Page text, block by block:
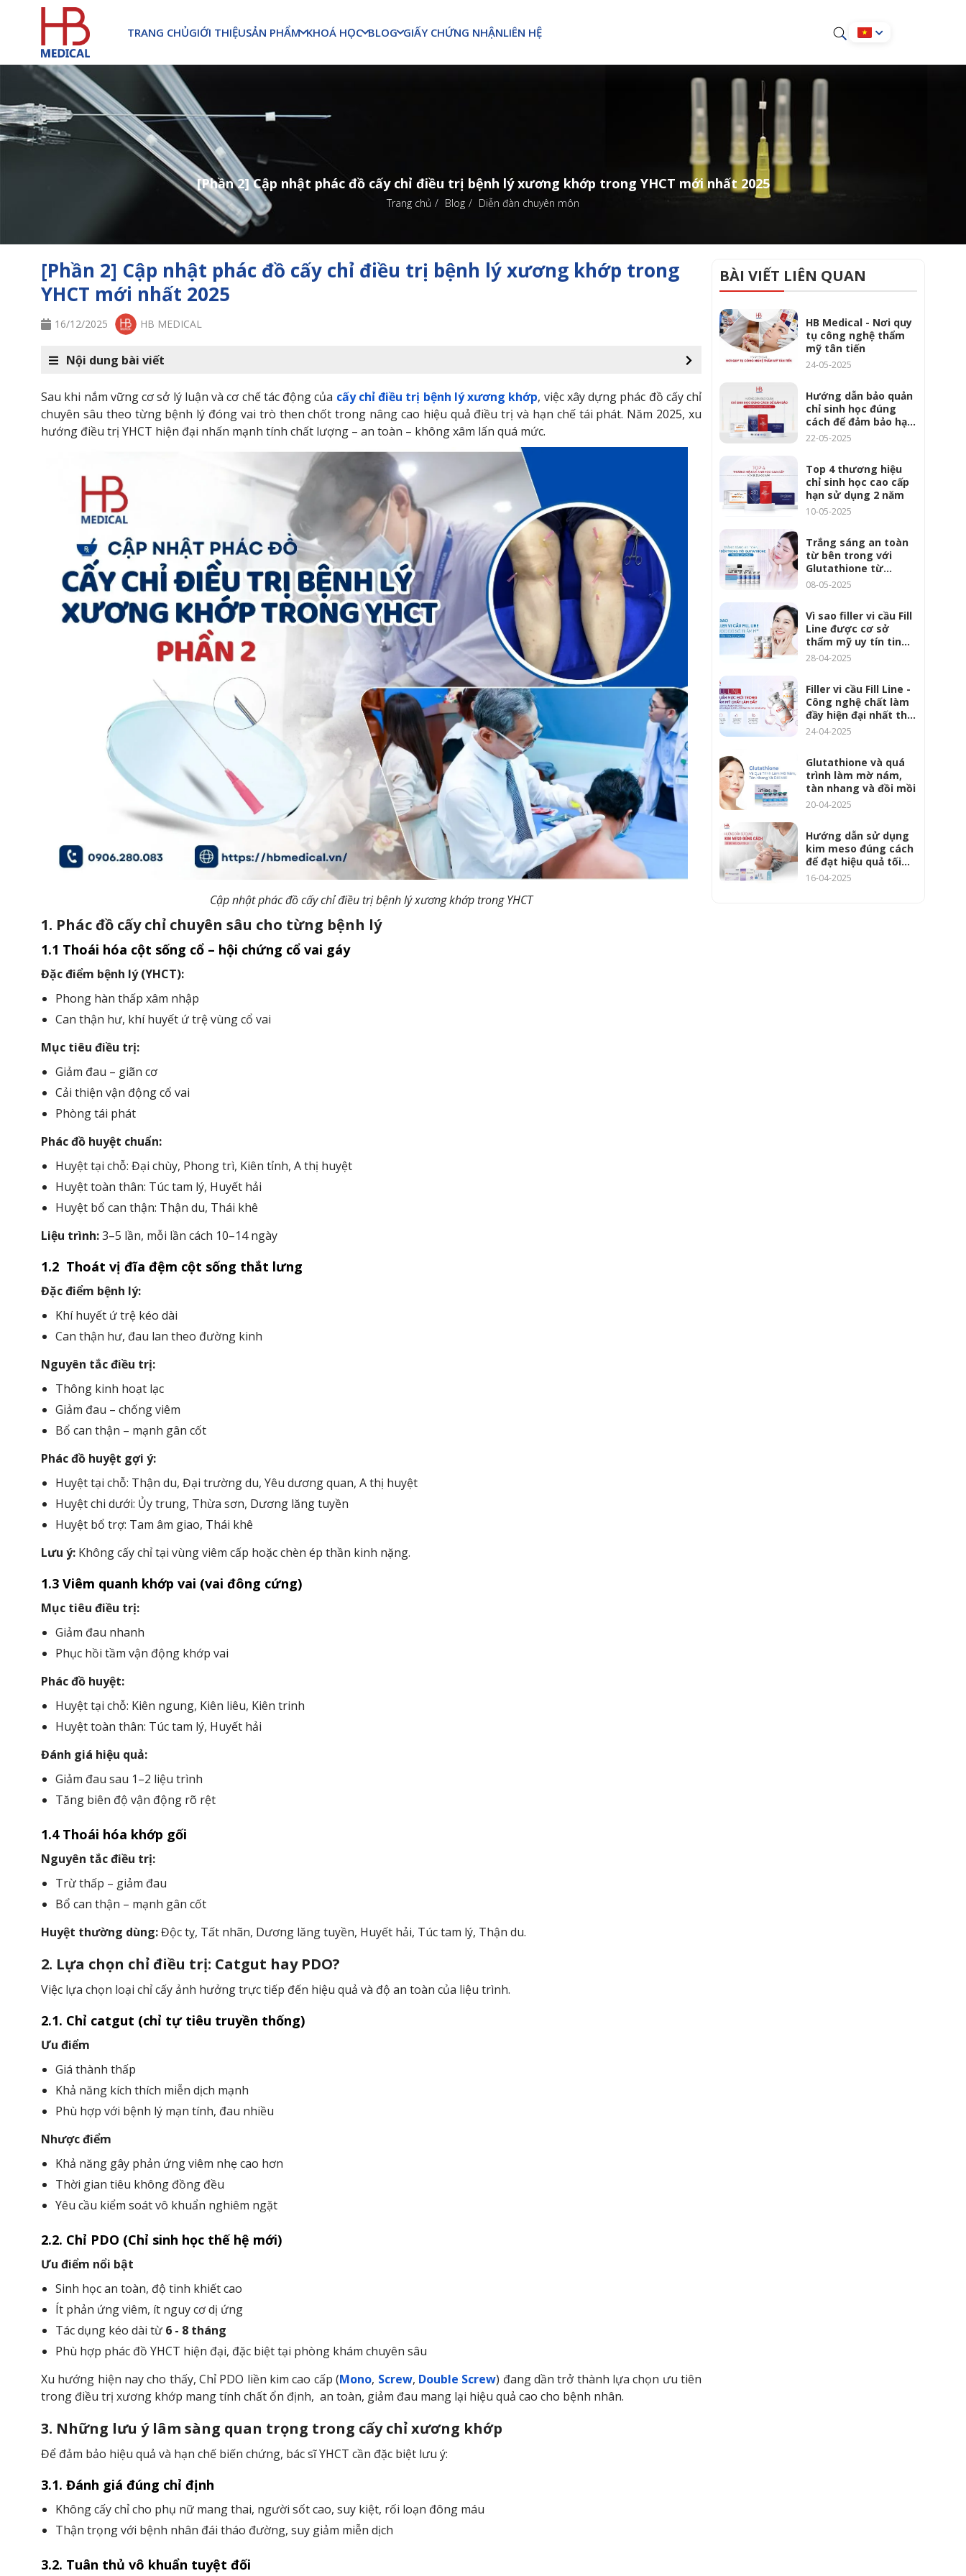
TRANG CHỦGIỚI THIỆUSẢN PHẨM KHOÁ HỌC BLOG GIẤY CHỨNG NHẬNLIÊN HỆ
[Phần 2] Cập nhật phác đồ cấy chỉ điều trị bệnh lý xương khớp trong YHCT mới nhất 2025
Trang chủ Blog Diễn đàn chuyên môn
[Phần 2] Cập nhật phác đồ cấy chỉ điều trị bệnh lý xương khớp trong
YHCT mới nhất 2025
16/12/2025 HB MEDICAL
Nội dung bài viết
Sau khi nắm vững cơ sở lý luận và cơ chế tác động của cấy chỉ điều trị bệnh lý xương khớp, việc xây dựng phác đồ cấy chỉ
chuyên sâu theo từng bệnh lý đóng vai trò then chốt trong nâng cao hiệu quả điều trị và hạn chế tái phát. Năm 2025, xu
hướng điều trị YHCT hiện đại nhấn mạnh tính chất lượng – an toàn – không xâm lấn quá mức.
Cập nhật phác đồ cấy chỉ điều trị bệnh lý xương khớp trong YHCT
1. Phác đồ cấy chỉ chuyên sâu cho từng bệnh lý
1.1 Thoái hóa cột sống cổ – hội chứng cổ vai gáy
Đặc điểm bệnh lý (YHCT):
Phong hàn thấp xâm nhập
Can thận hư, khí huyết ứ trệ vùng cổ vai
Mục tiêu điều trị:
Giảm đau – giãn cơ
Cải thiện vận động cổ vai
Phòng tái phát
Phác đồ huyệt chuẩn:
Huyệt tại chỗ: Đại chùy, Phong trì, Kiên tỉnh, A thị huyệt
Huyệt toàn thân: Túc tam lý, Huyết hải
Huyệt bổ can thận: Thận du, Thái khê
Liệu trình:3–5 lần, mỗi lần cách 10–14 ngày
1.2 Thoát vị đĩa đệm cột sống thắt lưng
Đặc điểm bệnh lý:
Khí huyết ứ trệ kéo dài
Can thận hư, đau lan theo đường kinh
Nguyên tắc điều trị:
Thông kinh hoạt lạc
Giảm đau – chống viêm
Bổ can thận – mạnh gân cốt
Phác đồ huyệt gợi ý:
Huyệt tại chỗ: Thận du, Đại trường du, Yêu dương quan, A thị huyệt
Huyệt chi dưới: Ủy trung, Thừa sơn, Dương lăng tuyền
Huyệt bổ trợ: Tam âm giao, Thái khê
Lưu ý: Không cấy chỉ tại vùng viêm cấp hoặc chèn ép thần kinh nặng.
1.3 Viêm quanh khớp vai (vai đông cứng)
Mục tiêu điều trị:
Giảm đau nhanh
Phục hồi tầm vận động khớp vai
Phác đồ huyệt:
Huyệt tại chỗ: Kiên ngung, Kiên liêu, Kiên trinh
Huyệt toàn thân: Túc tam lý, Huyết hải
Đánh giá hiệu quả:
Giảm đau sau 1–2 liệu trình
Tăng biên độ vận động rõ rệt
1.4 Thoái hóa khớp gối
Nguyên tắc điều trị:
Trừ thấp – giảm đau
Bổ can thận – mạnh gân cốt
Huyệt thường dùng:Độc tỵ, Tất nhãn, Dương lăng tuyền, Huyết hải, Túc tam lý, Thận du.
2. Lựa chọn chỉ điều trị: Catgut hay PDO?
Việc lựa chọn loại chỉ cấy ảnh hưởng trực tiếp đến hiệu quả và độ an toàn của liệu trình.
2.1. Chỉ catgut (chỉ tự tiêu truyền thống)
Ưu điểm
Giá thành thấp
Khả năng kích thích miễn dịch mạnh
Phù hợp với bệnh lý mạn tính, đau nhiều
Nhược điểm
Khả năng gây phản ứng viêm nhẹ cao hơn
Thời gian tiêu không đồng đều
Yêu cầu kiểm soát vô khuẩn nghiêm ngặt
2.2. Chỉ PDO (Chỉ sinh học thế hệ mới)
Ưu điểm nổi bật
Sinh học an toàn, độ tinh khiết cao
Ít phản ứng viêm, ít nguy cơ dị ứng
Tác dụng kéo dài từ 6 - 8 tháng
Phù hợp phác đồ YHCT hiện đại, đặc biệt tại phòng khám chuyên sâu
Xu hướng hiện nay cho thấy, Chỉ PDO liền kim cao cấp (Mono, Screw, Double Screw) đang dần trở thành lựa chọn ưu tiên
trong điều trị xương khớp mang tính chất ổn định, an toàn, giảm đau mang lại hiệu quả cao cho bệnh nhân.
3. Những lưu ý lâm sàng quan trọng trong cấy chỉ xương khớp
Để đảm bảo hiệu quả và hạn chế biến chứng, bác sĩ YHCT cần đặc biệt lưu ý:
3.1. Đánh giá đúng chỉ định
Không cấy chỉ cho phụ nữ mang thai, người sốt cao, suy kiệt, rối loạn đông máu
Thận trọng với bệnh nhân đái tháo đường, suy giảm miễn dịch
3.2. Tuân thủ vô khuẩn tuyệt đối
BÀI VIẾT LIÊN QUAN
HB Medical - Nơi quy
tụ công nghệ thẩm
mỹ tân tiến
24-05-2025
Hướng dẫn bảo quản
chỉ sinh học đúng
cách để đảm bảo hạn
sử dụng tối ưu
22-05-2025
Top 4 thương hiệu
chỉ sinh học cao cấp
hạn sử dụng 2 năm
10-05-2025
Trắng sáng an toàn
từ bên trong với
Glutathione từ
Luthione 1200mg
08-05-2025
Vì sao filler vi cầu Fill
Line được cơ sở
thẩm mỹ uy tín tin
dùng?
28-04-2025
Filler vi cầu Fill Line -
Công nghệ chất làm
đầy hiện đại nhất thời
đại 4.0
24-04-2025
Glutathione và quá
trình làm mờ nám,
tàn nhang và đồi mồi
20-04-2025
Hướng dẫn sử dụng
kim meso đúng cách
để đạt hiệu quả tối
ưu
16-04-2025